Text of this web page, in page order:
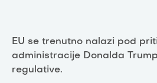
EU se trenutno nalazi pod
administracije Donalda
regulative.